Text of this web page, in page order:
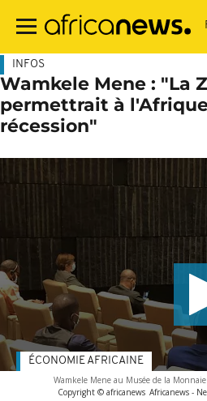
contenu
INFOS
Wamkele Mene : "La
permettrait à
récession"
Wamkele Mene au Musée de la
Copyright © africanews Africanews -
ÉCONOMIE AFRICAINE